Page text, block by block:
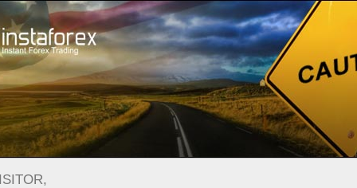
Трейдерам Форекс огляди Торговый план